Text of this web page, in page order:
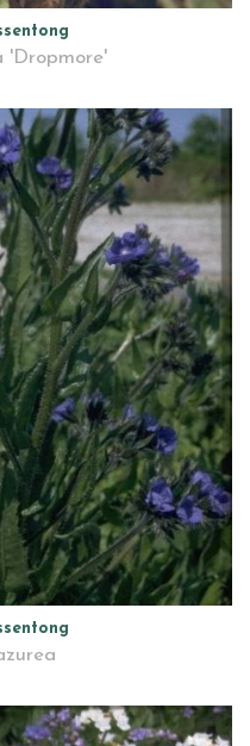
'Dropmore'